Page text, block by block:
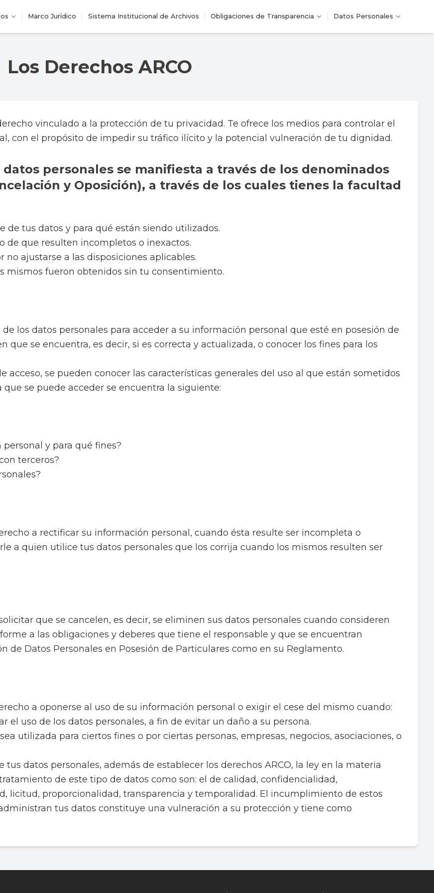
Marco Jurídico Sistema Institucional de Archivos Obligaciones de Transparencia Datos Personales
Los Derechos ARCO
vinculado a la protección de tu privacidad. Te ofrece los medios para controlar el
con el propósito de impedir su tráfico ilícito y la potencial vulneración de tu dignidad.
personales se manifiesta a través de los denominados
y Oposición), a través de los cuales tienes la facultad
tus datos y para qué están siendo utilizados.
de que resulten incompletos o inexactos.
ajustarse a las disposiciones aplicables.
mismos fueron obtenidos sin tu consentimiento.
los datos personales para acceder a su información personal que esté en posesión de
que se encuentra, es decir, si es correcta y actualizada, o conocer los fines para los
acceso, se pueden conocer las características generales del uso al que están sometidos
se puede acceder se encuentra la siguiente:
y para qué fines?
terceros?
a rectificar su información personal, cuando ésta resulte ser incompleta o
a quien utilice tus datos personales que los corrija cuando los mismos resulten ser
que se cancelen, es decir, se eliminen sus datos personales cuando consideren
a las obligaciones y deberes que tiene el responsable y que se encuentran
de Datos Personales en Posesión de Particulares como en su Reglamento.
a oponerse al uso de su información personal o exigir el cese del mismo cuando:
el uso de los datos personales, a fin de evitar un daño a su persona.
utilizada para ciertos fines o por ciertas personas, empresas, negocios, asociaciones, o
datos personales, además de establecer los derechos ARCO, la ley en la materia
de este tipo de datos como son: el de calidad, confidencialidad,
licitud, proporcionalidad, transparencia y temporalidad. El incumplimiento de estos
tus datos constituye una vulneración a su protección y tiene como